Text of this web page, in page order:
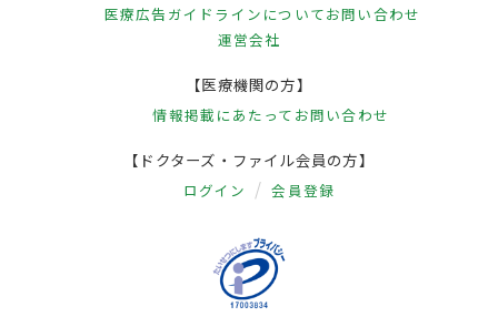
医療広告ガイドラインについてお問い合わせ
運営会社
【医療機関の方】
情報掲載にあたって お問い合わせ
【ドクターズ・ファイル会員の方】
ログイン 会員登録